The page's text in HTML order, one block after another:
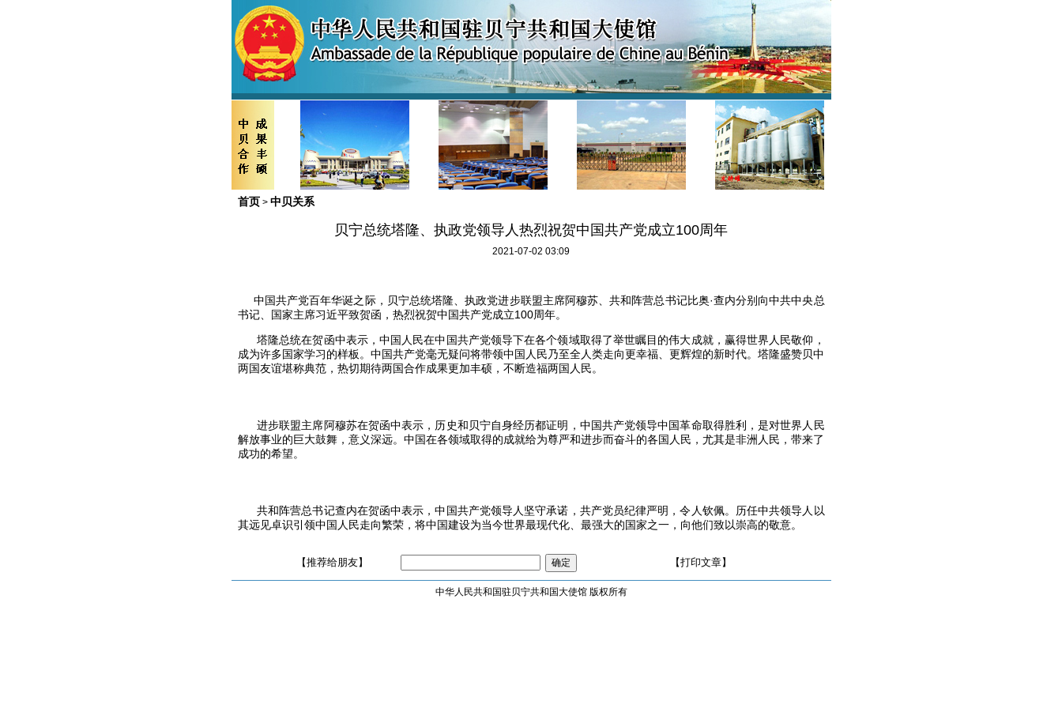
首页 > 中贝关系
贝宁总统塔隆、执政党领导人热烈祝贺中国共产党成立100周年
2021-07-02 03:09
中国共产党百年华诞之际，贝宁总统塔隆、执政党进步联盟主席阿穆苏、共和阵营总书记比奥·查内分别向中共中央总
书记、国家主席习近平致贺函，热烈祝贺中国共产党成立100周年。
塔隆总统在贺函中表示，中国人民在中国共产党领导下在各个领域取得了举世瞩目的伟大成就，赢得世界人民敬仰，
成为许多国家学习的样板。中国共产党毫无疑问将带领中国人民乃至全人类走向更幸福、更辉煌的新时代。塔隆盛赞贝中
两国友谊堪称典范，热切期待两国合作成果更加丰硕，不断造福两国人民。
进步联盟主席阿穆苏在贺函中表示，历史和贝宁自身经历都证明，中国共产党领导中国革命取得胜利，是对世界人民
解放事业的巨大鼓舞，意义深远。中国在各领域取得的成就给为尊严和进步而奋斗的各国人民，尤其是非洲人民，带来了
成功的希望。
共和阵营总书记查内在贺函中表示，中国共产党领导人坚守承诺，共产党员纪律严明，令人钦佩。历任中共领导人以
其远见卓识引领中国人民走向繁荣，将中国建设为当今世界最现代化、最强大的国家之一，向他们致以崇高的敬意。
【推荐给朋友】 【打印文章】
中华人民共和国驻贝宁共和国大使馆 版权所有